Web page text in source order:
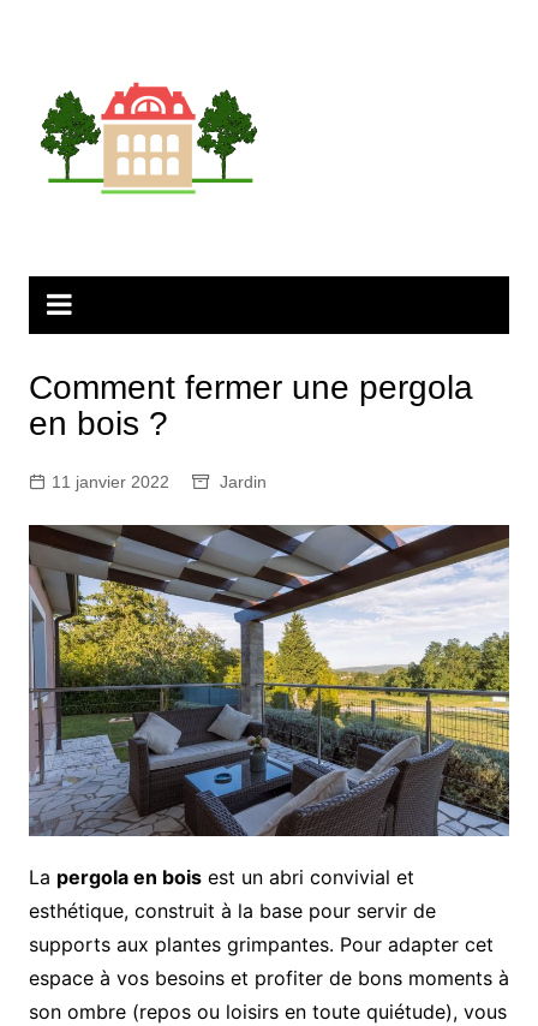
Comment fermer une pergola
en bois ?
11 janvier 2022 Jardin
La pergola en boisest un abri convivial et
esthétique, construit à la base pour servir de
supports aux plantes grimpantes. Pour adapter cet
espace à vos besoins et profiter de bons moments à
son ombre (repos ou loisirs en toute quiétude), vous